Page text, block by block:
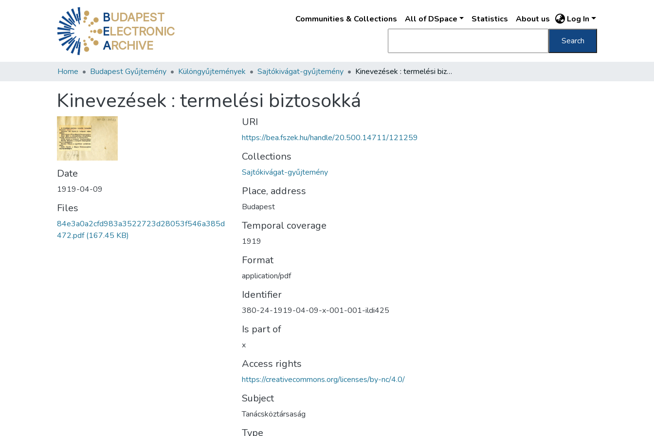
BUDAPEST
ELECTRONIC
ARCHIVE
Communities & Collections All of DSpace Statistics About us Log In
Search
Home Budapest Gyűjtemény Különgyűjtemények Sajtókivágat-gyűjtemény Kinevezések : termelési biztosokká
Kinevezések : termelési biztosokká
Date
1919-04-09
Files
84e3a0a2cfd983a3522723d28053f546a385d
472.pdf(167.45 KB)
URI
https://bea.fszek.hu/handle/20.500.14711/121259
Collections
Sajtókivágat-gyűjtemény
Place, address
Budapest
Temporal coverage
1919
Format
application/pdf
Identifier
380-24-1919-04-09-x-001-001-ildi425
Is part of
x
Access rights
https://creativecommons.org/licenses/by-nc/4.0/
Subject
Tanácsköztársaság
Type